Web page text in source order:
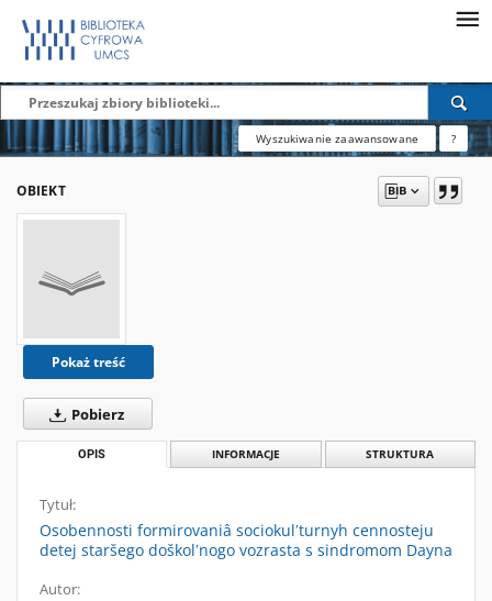
Wyszukiwanie zaawansowane ?
OBIEKT
Pokaż treść
Pobierz
OPIS INFORMACJE STRUKTURA
Tytuł:
Osobennosti formirovaniâ sociokulʹturnyh cennosteju
detej staršego doškolʹnogo vozrasta s sindromom Dayna
Autor: